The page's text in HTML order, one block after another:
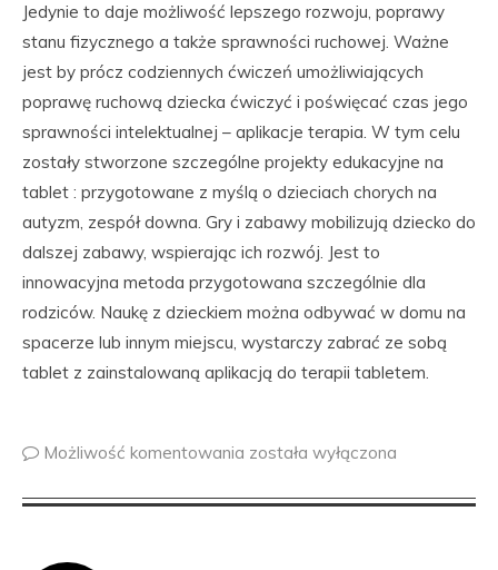
Jedynie to daje możliwość lepszego rozwoju, poprawy
stanu fizycznego a także sprawności ruchowej. Ważne
jest by prócz codziennych ćwiczeń umożliwiających
poprawę ruchową dziecka ćwiczyć i poświęcać czas jego
sprawności intelektualnej – aplikacje terapia. W tym celu
zostały stworzone szczególne projekty edukacyjne na
tablet : przygotowane z myślą o dzieciach chorych na
autyzm, zespół downa. Gry i zabawy mobilizują dziecko do
dalszej zabawy, wspierając ich rozwój. Jest to
innowacyjna metoda przygotowana szczególnie dla
rodziców. Naukę z dzieckiem można odbywać w domu na
spacerze lub innym miejscu, wystarczy zabrać ze sobą
tablet z zainstalowaną aplikacją do terapii tabletem.
Możliwość komentowania została wyłączona